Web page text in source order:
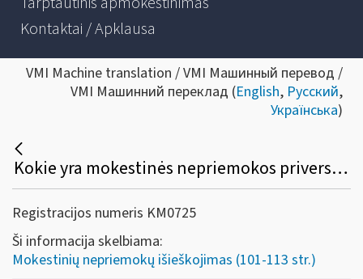
Kontaktai / Apklausa
VMI Machine translation / VMI Машинный перевод /
VMI Машинний переклад (English, Русский,
Українська)
Kokie yra mokestinės nepriemokos priverstinio išieškojimo būdai, jų sustabdymas, senatis?
Registracijos numeris KM0725
Ši informacija skelbiama:
Mokestinių nepriemokų išieškojimas (101-113 str.)